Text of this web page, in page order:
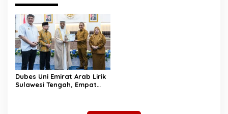
Dubes Uni Emirat Arab Lirik
Sulawesi Tengah, Empat